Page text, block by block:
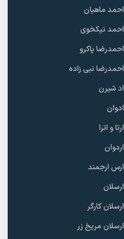
احمد ماهیان
احمد نیکخوی
احمدرضا پاکرو
احمدرضا نبی زاده
اد شیرن
ادوان
ارتا و اترا
اردوان
ارس ارجمند
ارسلان
ارسلان کارگر
ارسلان مریخ زر